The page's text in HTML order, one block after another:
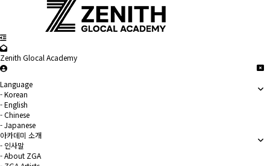
Zenith Glocal Academy
Language
- Korean
- English
- Chinese
- Japanese
아카데미 소개
- 인사말
- About ZGA